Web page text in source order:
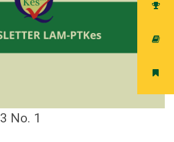
No. 1